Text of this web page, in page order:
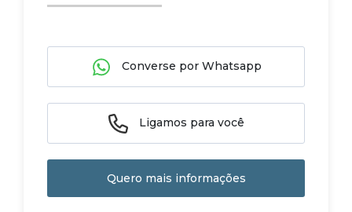
Converse por Whatsapp
Ligamos para você
Quero mais informações